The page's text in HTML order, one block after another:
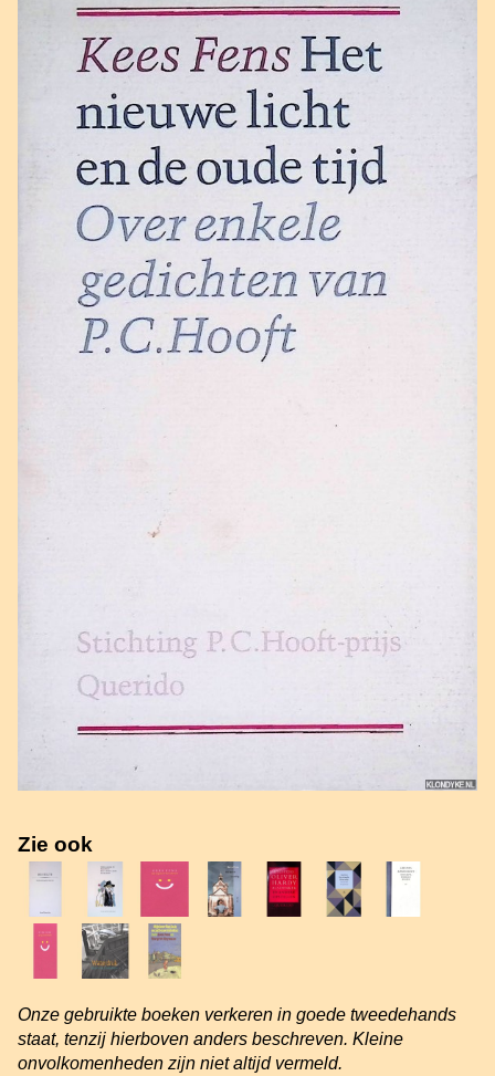
Zie ook
Onze gebruikte boeken verkeren in goede tweedehands
staat, tenzij hierboven anders beschreven. Kleine
onvolkomenheden zijn niet altijd vermeld.